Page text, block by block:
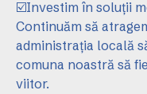
☑️Investim în soluții
Continuăm să
administrația locală
comuna noastră să
viitor.